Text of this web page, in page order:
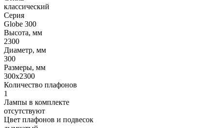
классический
Серия
Globe 300
Высота, мм
2300
Диаметр, мм
300
Размеры, мм
300x2300
Количество плафонов
1
Лампы в комплекте
отсутствуют
Цвет плафонов и подвесок